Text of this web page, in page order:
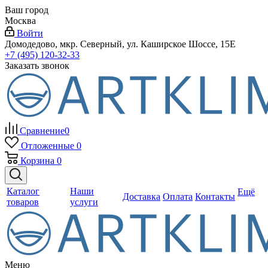
Ваш город
Москва
Войти
Домодедово, мкр. Северный, ул. Каширское Шоссе, 15Е
+7 (495) 120-32-33
Заказать звонок
Сравнение0
Отложенные 0
Корзина 0
Каталог
товаров
Наши
услуги
Доставка Оплата Контакты Ещё
Меню